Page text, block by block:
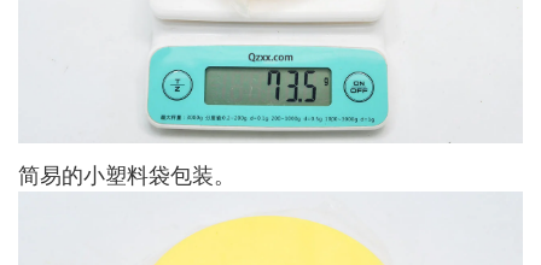
简易的小塑料袋包装。